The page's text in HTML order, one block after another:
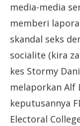
media-media
memberi
skandal seks
socialite (kira
kes Stormy
melaporkan Alf
keputusannya
Electoral